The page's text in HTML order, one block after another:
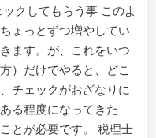
クしてもらう事 このよ
ょっとずつ増やしてい
ます。が、これをいつ
）だけでやると、どこ
チェックがおざなりに
る程度になってきた
とが必要です。 税理士